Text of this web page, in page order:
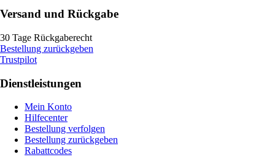
Versand und Rückgabe
30 Tage Rückgaberecht
Bestellung zurückgeben
Trustpilot
Dienstleistungen
Mein Konto
Hilfecenter
Bestellung verfolgen
Bestellung zurückgeben
Rabattcodes